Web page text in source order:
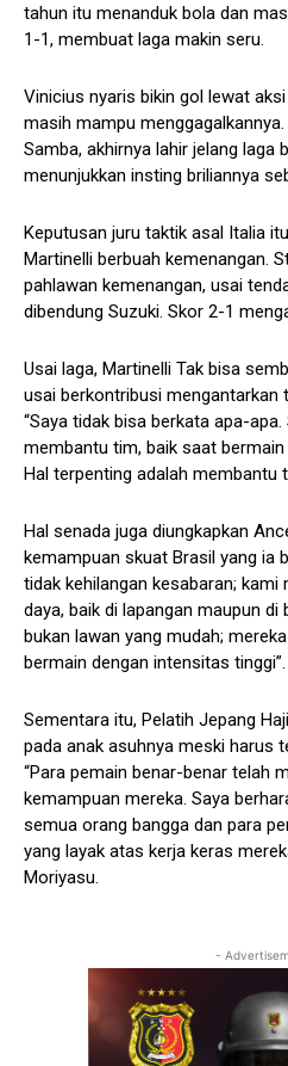
tahun itu menanduk bola dan
1-1, membuat laga makin seru.
Vinicius nyaris bikin gol lewat
masih mampu
Samba, akhirnya lahir jelang laga
menunjukkan insting briliannya
Keputusan juru taktik asal Italia
Martinelli berbuah kemenangan.
pahlawan kemenangan, usai
dibendung Suzuki. Skor 2-1
Usai laga, Martinelli Tak bisa
usai berkontribusi mengantarkan
“Saya tidak bisa berkata apa-
membantu tim, baik saat
Hal terpenting adalah membantu
Hal senada juga diungkapkan
kemampuan skuat Brasil yang ia
tidak kehilangan kesabaran; kami
daya, baik di lapangan maupun di
bukan lawan yang mudah;
bermain dengan intensitas
Sementara itu, Pelatih Jepang
pada anak asuhnya meski harus
“Para pemain benar-benar telah
kemampuan mereka. Saya
semua orang bangga dan para
yang layak atas kerja keras
Moriyasu.
-